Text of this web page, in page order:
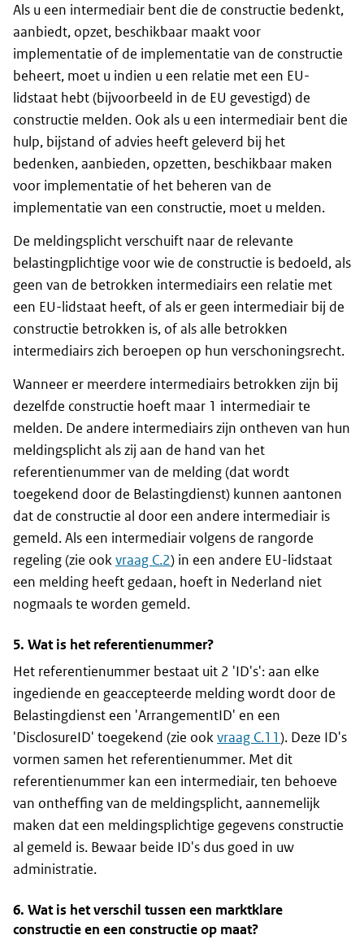
Als u een intermediair bent die de constructie bedenkt,
aanbiedt, opzet, beschikbaar maakt voor
implementatie of de implementatie van de constructie
beheert, moet u indien u een relatie met een EU-
lidstaat hebt (bijvoorbeeld in de EU gevestigd) de
constructie melden. Ook als u een intermediair bent die
hulp, bijstand of advies heeft geleverd bij het
bedenken, aanbieden, opzetten, beschikbaar maken
voor implementatie of het beheren van de
implementatie van een constructie, moet u melden.
De meldingsplicht verschuift naar de relevante
belastingplichtige voor wie de constructie is bedoeld, als
geen van de betrokken intermediairs een relatie met
een EU-lidstaat heeft, of als er geen intermediair bij de
constructie betrokken is, of als alle betrokken
intermediairs zich beroepen op hun verschoningsrecht.
Wanneer er meerdere intermediairs betrokken zijn bij
dezelfde constructie hoeft maar 1 intermediair te
melden. De andere intermediairs zijn ontheven van hun
meldingsplicht als zij aan de hand van het
referentienummer van de melding (dat wordt
toegekend door de Belastingdienst) kunnen aantonen
dat de constructie al door een andere intermediair is
gemeld. Als een intermediair volgens de rangorde
regeling (zie ookvraag C.2) in een andere EU-lidstaat
een melding heeft gedaan, hoeft in Nederland niet
nogmaals te worden gemeld.
5. Wat is het referentienummer?
Het referentienummer bestaat uit 2 'ID's': aan elke
ingediende en geaccepteerde melding wordt door de
Belastingdienst een 'ArrangementID' en een
'DisclosureID' toegekend (zie ookvraag C.11). Deze ID's
vormen samen het referentienummer. Met dit
referentienummer kan een intermediair, ten behoeve
van ontheffing van de meldingsplicht, aannemelijk
maken dat een meldingsplichtige gegevens constructie
al gemeld is. Bewaar beide ID's dus goed in uw
administratie.
6. Wat is het verschil tussen een marktklare
constructie en een constructie op maat?